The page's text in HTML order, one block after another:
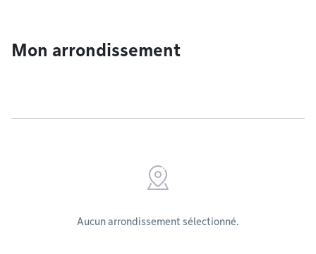
Mon arrondissement
Aucun arrondissement sélectionné.